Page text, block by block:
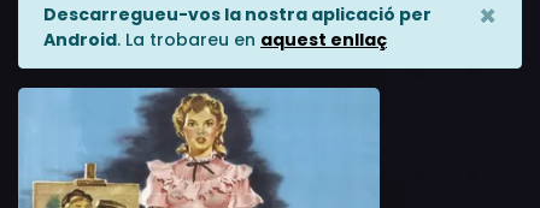
Descarregueu-vos la nostra aplicació per
Android. La trobareu en aquest enllaç
×